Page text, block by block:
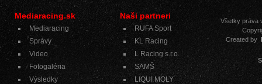
Mediaracing.sk
Mediaracing
Správy
Video
Fotogaléria
Výsledky
Všetky práva
Created by
Naši partneri
RUFA Sport
KL Racing
L Racing s.r.o.
SAMŠ
LIQUI MOLY